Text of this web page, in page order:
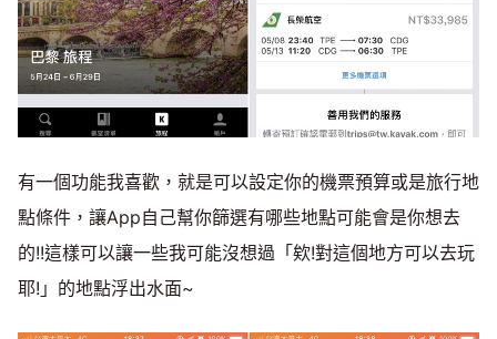
有一個功能我喜歡，就是可以設定你的機票預算或是旅行地
點條件，讓App自己幫你篩選有哪些地點可能會是你想去
的!!這樣可以讓一些我可能沒想過「欸!對這個地方可以去玩
耶!」的地點浮出水面~